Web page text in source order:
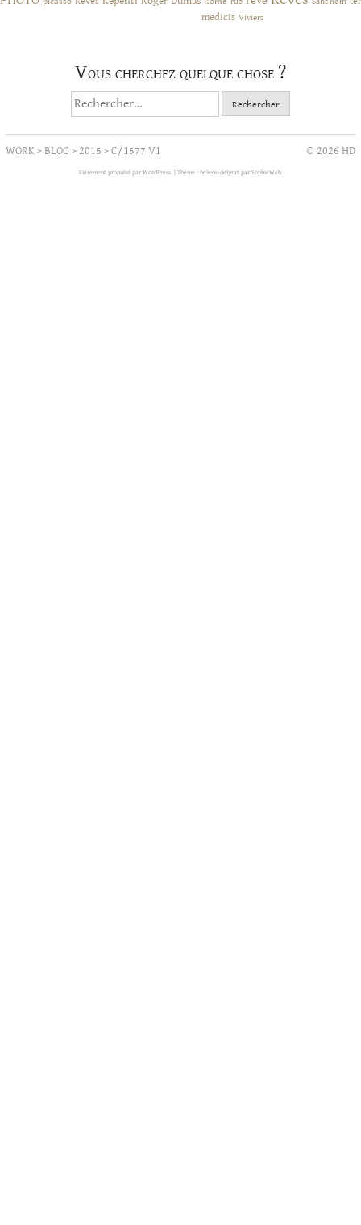
medicis Viviers
Vous cherchez quelque chose ?
Rechercher :
WORK>BLOG> 2015 >C/1577 V1 © 2026 HD
Fièrement propulsé par WordPress. Thème : helene-delprat par SophieWeb.